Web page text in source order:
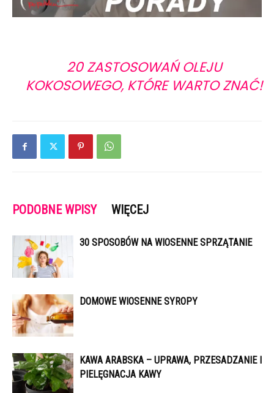
20 ZASTOSOWAŃ OLEJU
KOKOSOWEGO, KTÓRE WARTO ZNAĆ!
PODOBNE WPISY WIĘCEJ
30 SPOSOBÓW NA WIOSENNE SPRZĄTANIE
DOMOWE WIOSENNE SYROPY
KAWA ARABSKA – UPRAWA, PRZESADZANIE I
PIELĘGNACJA KAWY